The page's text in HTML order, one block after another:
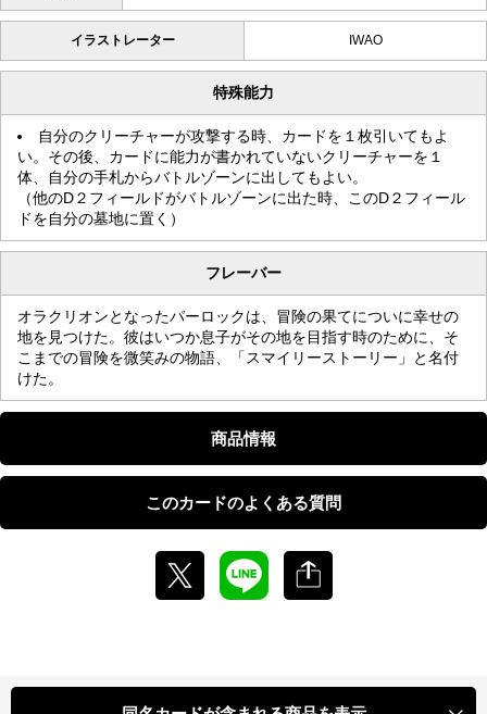
イラストレーター IWAO
特殊能力
自分のクリーチャーが攻撃する時、カードを１枚引いてもよ
い。その後、カードに能力が書かれていないクリーチャーを１
体、自分の手札からバトルゾーンに出してもよい。
（他のD２フィールドがバトルゾーンに出た時、このD２フィール
ドを自分の墓地に置く）
フレーバー
オラクリオンとなったパーロックは、冒険の果てについに幸せの
地を見つけた。彼はいつか息子がその地を目指す時のために、そ
こまでの冒険を微笑みの物語、「スマイリーストーリー」と名付
けた。
商品情報
このカードのよくある質問